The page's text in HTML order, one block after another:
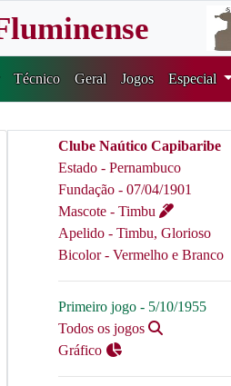
Técnico Geral Jogos Especial
Clube Naútico Capibaribe
Estado - Pernambuco
Fundação - 07/04/1901
Mascote - Timbu
Apelido - Timbu, Glorioso
Bicolor - Vermelho e Branco
Primeiro jogo - 5/10/1955
Todos os jogos
Gráfico